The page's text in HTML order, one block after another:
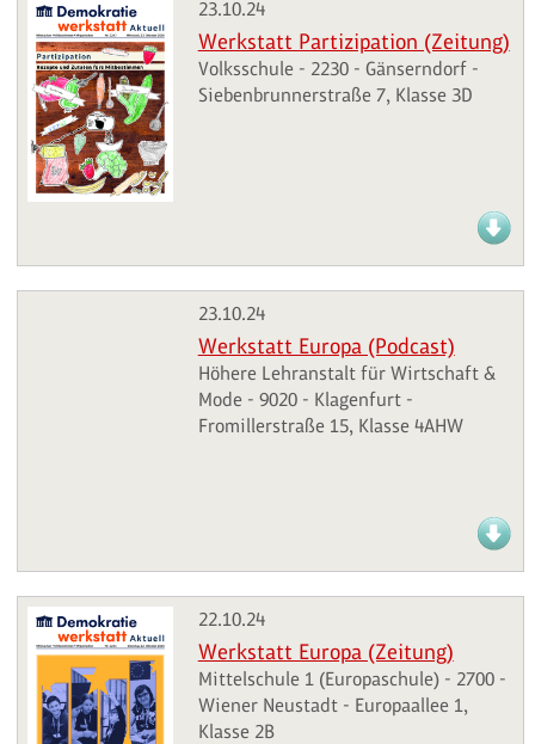
23.10.24
Werkstatt Partizipation (Zeitung)
Volksschule - 2230 - Gänserndorf -
Siebenbrunnerstraße 7, Klasse 3D
23.10.24
Werkstatt Europa (Podcast)
Höhere Lehranstalt für Wirtschaft &
Mode - 9020 - Klagenfurt -
Fromillerstraße 15, Klasse 4AHW
22.10.24
Werkstatt Europa (Zeitung)
Mittelschule 1 (Europaschule) - 2700 -
Wiener Neustadt - Europaallee 1,
Klasse 2B